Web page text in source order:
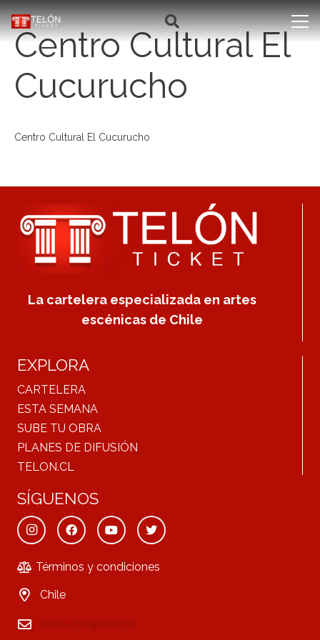
Centro Cultural El
Cucurucho
Centro Cultural El Cucurucho
La cartelera especializada en artes
escénicas de Chile
EXPLORA
CARTELERA
ESTA SEMANA
SUBE TU OBRA
PLANES DE DIFUSIÓN
TELON.CL
SÍGUENOS
Términos y condiciones
Chile
contacto@telon.cl